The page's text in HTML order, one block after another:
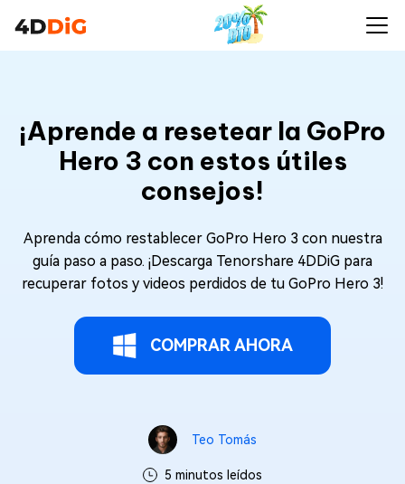
¡Aprende a resetear la GoPro
Hero 3 con estos útiles
consejos!
Aprenda cómo restablecer GoPro Hero 3 con nuestra
guía paso a paso. ¡Descarga Tenorshare 4DDiG para
recuperar fotos y videos perdidos de tu GoPro Hero 3!
COMPRAR AHORA
Teo Tomás
5 minutos leídos